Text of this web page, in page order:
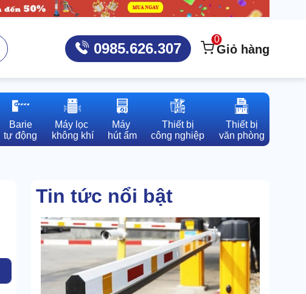
0985.626.307
0
Giỏ hàng
Barie
tự động
Máy lọc
không khí
Máy
hút ẩm
Thiết bị
công nghiệp
Thiết bị
văn phòng
Tin tức nổi bật